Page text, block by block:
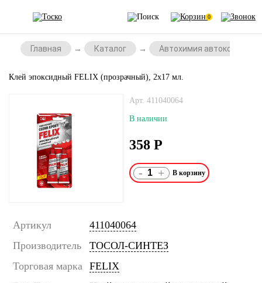
0
Главная Каталог Автохимия
Клей эпоксидный FELIX (прозрачный), 2х17 мл.
Арт. 411040064
В наличии
358 Р
- +
Артикул
411040064
Производитель
ТОСОЛ-СИНТЕЗ
Торговая марка
FELIX